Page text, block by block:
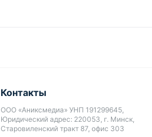
Контакты
ООО «Аниксмедиа» УНП 191299645,
Юридический адрес: 220053, г. Минск,
Старовиленский тракт 87, офис 303